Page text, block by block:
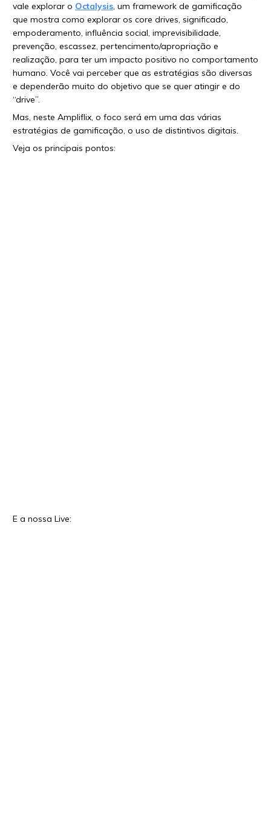
vale explorar o Octalysis, um framework de gamificação
que mostra como explorar os core drives, significado,
empoderamento, influência social, imprevisibilidade,
prevenção, escassez, pertencimento/apropriação e
realização, para ter um impacto positivo no comportamento
humano. Você vai perceber que as estratégias são diversas
e dependerão muito do objetivo que se quer atingir e do
“drive”.
Mas, neste Ampliflix, o foco será em uma das várias
estratégias de gamificação, o uso de distintivos digitais.
Veja os principais pontos:
E a nossa Live: